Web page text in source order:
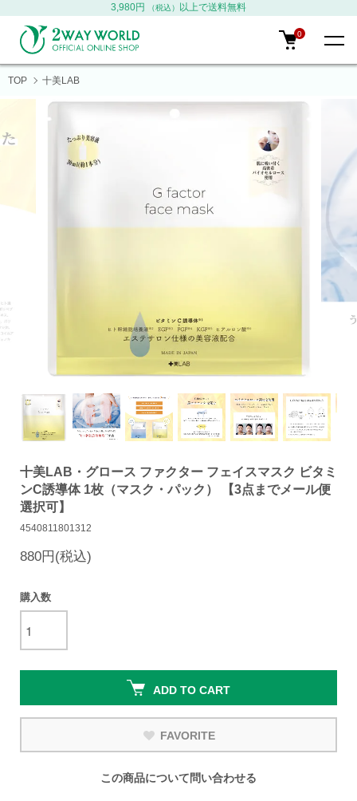
3,980円 （税込） 以上で送料無料
0
TOP 十美LAB
十美LAB・グロース ファクター フェイスマスク ビタミ
ンC誘導体 1枚（マスク・パック） 【3点までメール便
選択可】
4540811801312
880円(税込)
購入数
ADD TO CART
FAVORITE
この商品について問い合わせる